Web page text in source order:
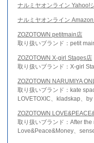
ナルミヤオンライン Yahoo!
ナルミヤオンライン
ZOZOTOWN petitmain店
取り扱いブランド：petit
ZOZOTOWN X-girl Stages店
取り扱いブランド：X-girl
ZOZOTOWN NARUMIYA
取り扱いブランド：kate
LOVETOXIC、kladskap、
ZOZOTOWN
取り扱いブランド：After the
Love&Peace&Money、